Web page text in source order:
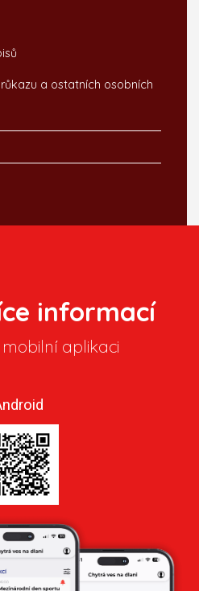
a ostatních osobních
informací
mobilní aplikaci